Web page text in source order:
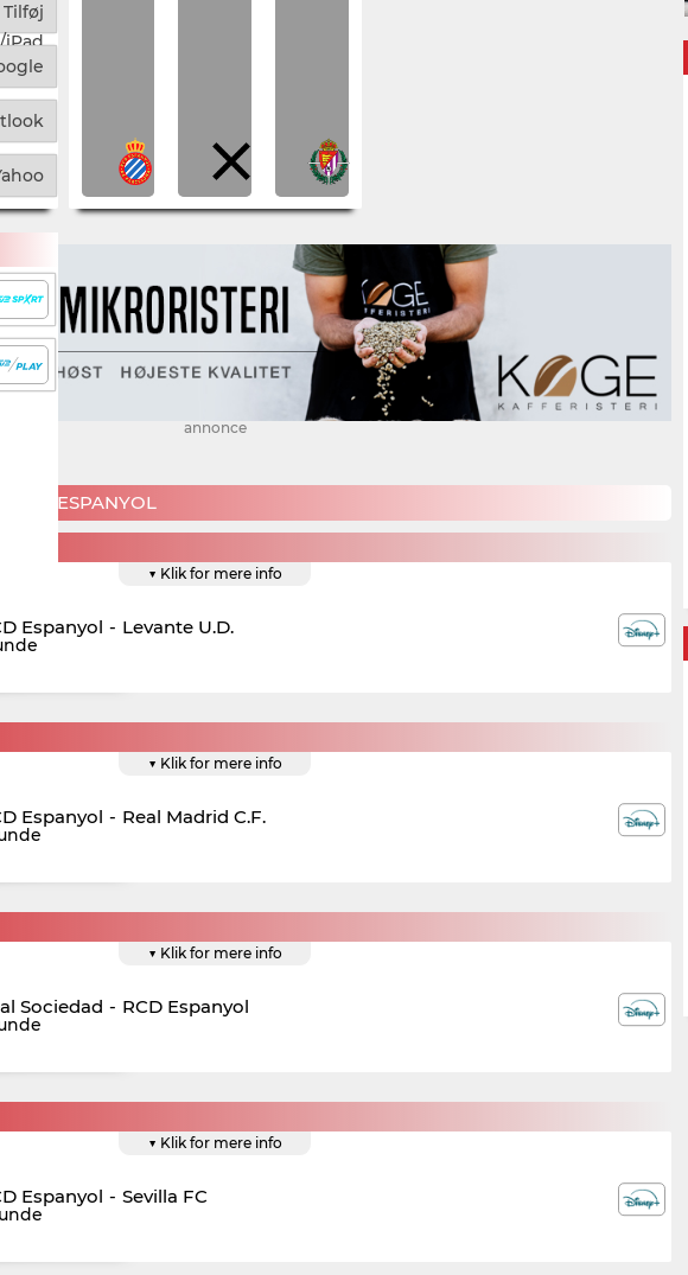
Tilføj
iPad
annonce
RCD ESPANYOL
▼ Klik for mere info
Espanyol - Levante U.D.
▼ Klik for mere info
Espanyol - Real Madrid C.F.
▼ Klik for mere info
Sociedad - RCD Espanyol
▼ Klik for mere info
Espanyol - Sevilla FC